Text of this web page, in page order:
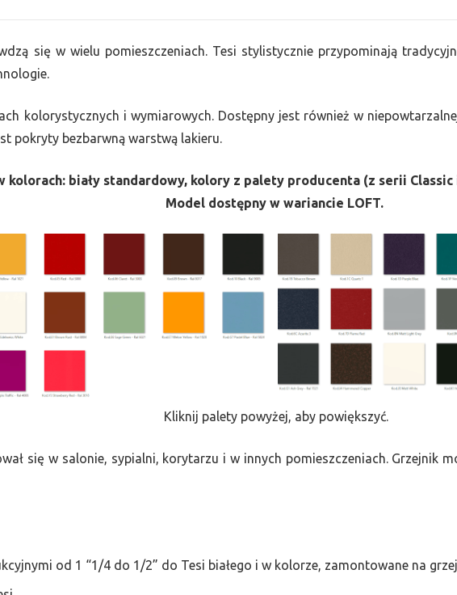
się w wielu pomieszczeniach. Tesi stylistycznie przypominają
kolorystycznych i wymiarowych. Dostępny jest również w
pokryty bezbarwną warstwą lakieru.
kolorach: biały standardowy, kolory z palety producenta (z serii
Model dostępny w wariancie LOFT.
Kliknij palety powyżej, aby powiększyć.
się w salonie, sypialni, korytarzu i w innych pomieszczeniach. Grzejnik
od 1 “1/4 do 1/2” do Tesi białego i w kolorze, zamontowane na